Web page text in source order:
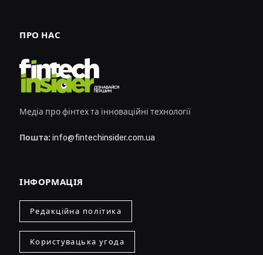
ПРО НАС
Медіа про фінтех та інноваційні технології
Пошта: info@fintechinsider.com.ua
ІНФОРМАЦІЯ
Редакційна політика
Користувацька угода